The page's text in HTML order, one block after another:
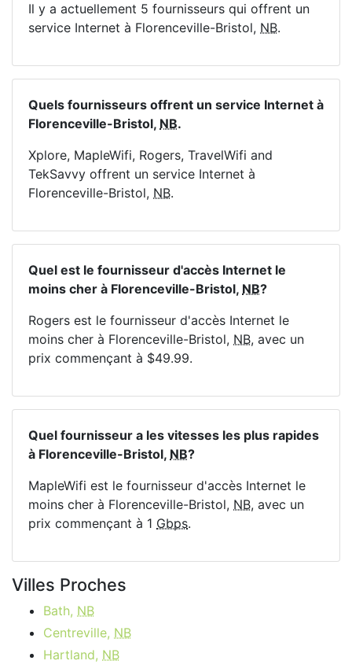
Il y a actuellement 5 fournisseurs qui offrent un
service Internet à Florenceville-Bristol, NB.
Quels fournisseurs offrent un service Internet à
Florenceville-Bristol, NB.
Xplore, MapleWifi, Rogers, TravelWifi and
TekSavvy offrent un service Internet à
Florenceville-Bristol, NB.
Quel est le fournisseur d'accès Internet le
moins cher à Florenceville-Bristol, NB?
Rogers est le fournisseur d'accès Internet le
moins cher à Florenceville-Bristol, NB, avec un
prix commençant à $49.99.
Quel fournisseur a les vitesses les plus rapides
à Florenceville-Bristol, NB?
MapleWifi est le fournisseur d'accès Internet le
moins cher à Florenceville-Bristol, NB, avec un
prix commençant à 1 Gbps.
Villes Proches
Bath, NB
Centreville, NB
Hartland, NB